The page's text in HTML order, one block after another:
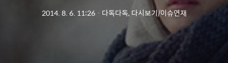
2014. 8. 6. 11:26ㆍ 다독다독, 다시보기/이슈연재